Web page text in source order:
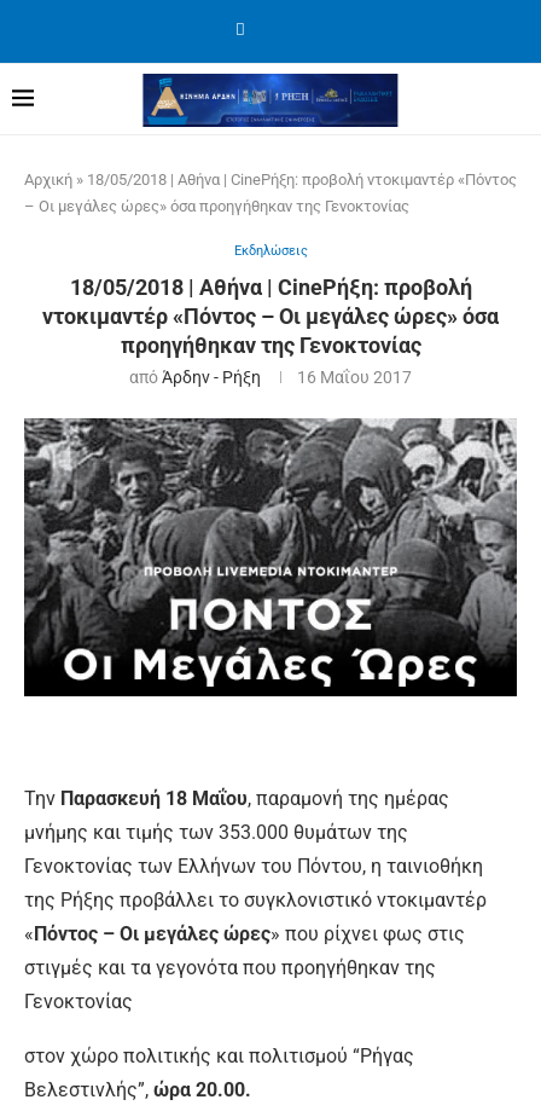
Αρχική » 18/05/2018 | Αθήνα | CineΡήξη: προβολή ντοκιμαντέρ «Πόντος
– Οι μεγάλες ώρες» όσα προηγήθηκαν της Γενοκτονίας
Εκδηλώσεις
18/05/2018 | Αθήνα | CineΡήξη: προβολή
ντοκιμαντέρ «Πόντος – Οι μεγάλες ώρες» όσα
προηγήθηκαν της Γενοκτονίας
απόΆρδην - Ρήξη 16 Μαΐου 2017
Την Παρασκευή 18 Μαΐου, παραμονή της ημέρας
μνήμης και τιμής των 353.000 θυμάτων της
Γενοκτονίας των Ελλήνων του Πόντου, η ταινιοθήκη
της Ρήξης προβάλλει το συγκλονιστικό ντοκιμαντέρ
« Πόντος – Οι μεγάλες ώρες» που ρίχνει φως στις
στιγμές και τα γεγονότα που προηγήθηκαν της
Γενοκτονίας
στον χώρο πολιτικής και πολιτισμού “Ρήγας
Βελεστινλής”, ώρα 20.00.